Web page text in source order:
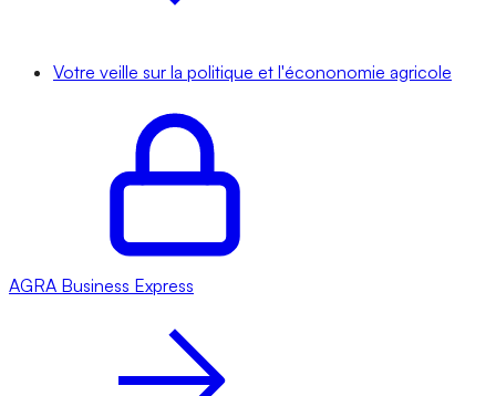
Votre veille sur la politique et l'écononomie agricole
AGRA Business Express